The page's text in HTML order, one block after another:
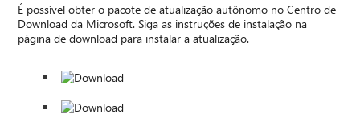
É possível obter o pacote de atualização autônomo no Centro de
Download da Microsoft. Siga as instruções de instalação na
página de download para instalar a atualização.